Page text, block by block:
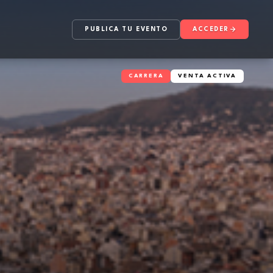
PUBLICA TU EVENTO ACCEDER
CARRERA VENTA ACTIVA